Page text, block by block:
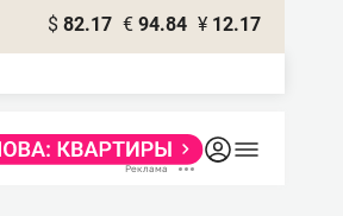
$ 82.17 € 94.84 ¥ 12.17